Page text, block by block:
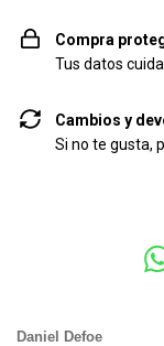
Compra
Tus datos
Cambios y
Si no te gusta,
Daniel Defoe